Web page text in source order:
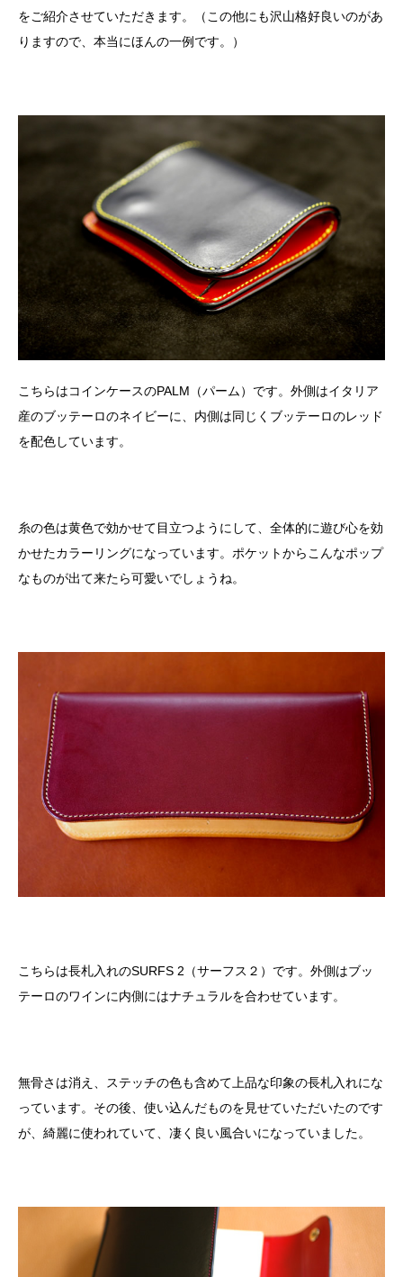
をご紹介させていただきます。（この他にも沢山格好良いのがあ
りますので、本当にほんの一例です。）
こちらはコインケースのPALM（パーム）です。外側はイタリア
産のブッテーロのネイビーに、内側は同じくブッテーロのレッド
を配色しています。
糸の色は黄色で効かせて目立つようにして、全体的に遊び心を効
かせたカラーリングになっています。ポケットからこんなポップ
なものが出て来たら可愛いでしょうね。
こちらは長札入れのSURFS 2（サーフス２）です。外側はブッ
テーロのワインに内側にはナチュラルを合わせています。
無骨さは消え、ステッチの色も含めて上品な印象の長札入れにな
っています。その後、使い込んだものを見せていただいたのです
が、綺麗に使われていて、凄く良い風合いになっていました。